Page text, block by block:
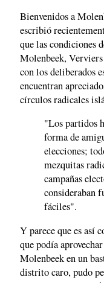
Bienvenidos a
escribió
que las condiciones
Molenbeek,
con los deliberados
encuentran
círculos radicales
"Los partidos
forma de
elecciones;
mezquitas
campañas
consideraban
fáciles".
Y parece que es así
que podía
Molenbeek en un
distrito caro, pudo